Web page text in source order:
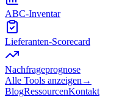
ABC-Inventar
Lieferanten-Scorecard
Nachfrageprognose
Alle Tools anzeigen →
BlogRessourcenKontakt